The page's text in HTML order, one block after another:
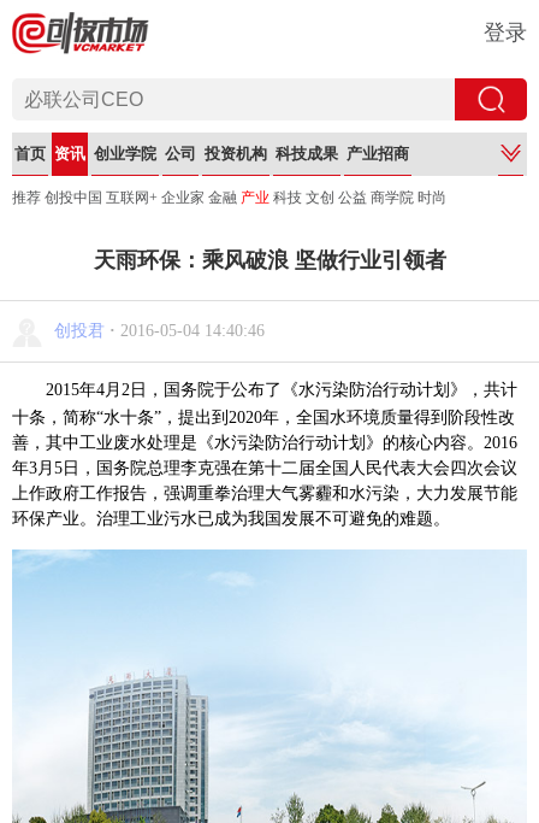
登录
首页 资讯 创业学院 公司 投资机构 科技成果 产业招商
推荐 创投中国 互联网+ 企业家 金融 产业 科技 文创 公益 商学院 时尚
天雨环保：乘风破浪 坚做行业引领者
创投君 · 2016-05-04 14:40:46
2015年4月 2 日，国务院于公布了《水污染防治行动计划》，共计
十条，简称“水十条”，提出到 2020年，全国水环境质量得到阶段性改
善，其中工业废水处理是《水污染防治行动计划》的核心内容。 2016
年3月 5 日，国务院总理李克强在第十二届全国人民代表大会四次会议
上作政府工作报告，强调重拳治理大气雾霾和水污染，大力发展节能
环保产业。治理工业污水已成为我国发展不可避免的难题。